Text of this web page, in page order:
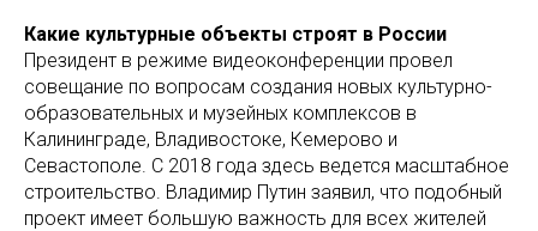
Какие культурные объекты строят в России
Президент в режиме видеоконференции провел
совещание по вопросам создания новых культурно-
образовательных и музейных комплексов в
Калининграде, Владивостоке, Кемерово и
Севастополе. С 2018 года здесь ведется масштабное
строительство. Владимир Путин заявил, что подобный
проект имеет большую важность для всех жителей